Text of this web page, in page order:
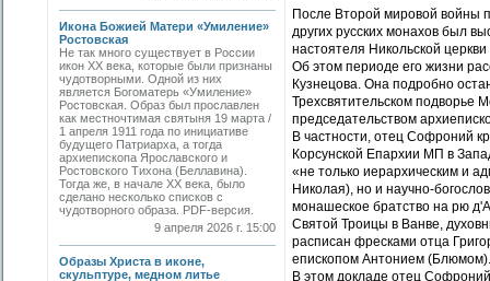
Икона Божией Матери «Умиление»
Ростовская
Не так много существует в России
икон XX века, которые были признаны
чудотворными. Одной из них
является Богоматерь «Умиление»
Ростовская. Образ был прославлен
как местночтимая святыня 19 марта /
1 апреля 1911 года по инициативе
будущего Патриарха, а тогда
архиепископа Ярославского и
Ростовского Тихона (Беллавина).
Тогда же, в начале ХХ века, было
сделано несколько списков с
чудотворного образа. PDF-версия.
9 апреля 2026 г. 15:00
Образы Христа в иконе,
скульптуре, медном литье
После Второй мировой войны
других русских монахов был
настоятеля Никольской
Об этом периоде его жизни
Кузнецова. Она подробно
Трехсвятительском подворье
председательством
В частности, отец Софроний
Корсунской Епархии МП в
«не только иерархическим и
Николая), но и научно-
монашеское братство на рю
Святой Троицы в Ванве,
расписан фресками отца
епископом Антонием (Блюмом).
В этом докладе отец